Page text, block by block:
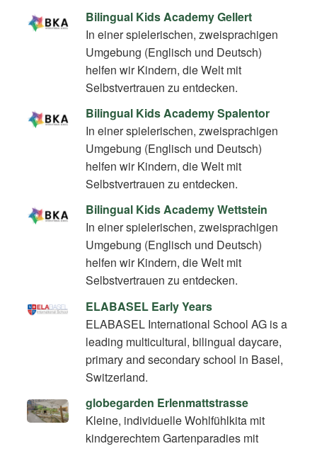
Bilingual Kids Academy Gellert
In einer spielerischen, zweisprachigen
Umgebung (Englisch und Deutsch)
helfen wir Kindern, die Welt mit
Selbstvertrauen zu entdecken.
Bilingual Kids Academy Spalentor
In einer spielerischen, zweisprachigen
Umgebung (Englisch und Deutsch)
helfen wir Kindern, die Welt mit
Selbstvertrauen zu entdecken.
Bilingual Kids Academy Wettstein
In einer spielerischen, zweisprachigen
Umgebung (Englisch und Deutsch)
helfen wir Kindern, die Welt mit
Selbstvertrauen zu entdecken.
ELABASEL Early Years
ELABASEL International School AG is a
leading multicultural, bilingual daycare,
primary and secondary school in Basel,
Switzerland.
globegarden Erlenmattstrasse
Kleine, individuelle Wohlfühlkita mit
kindgerechtem Gartenparadies mit